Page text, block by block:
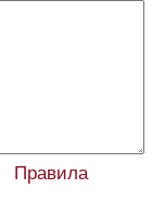
Правила